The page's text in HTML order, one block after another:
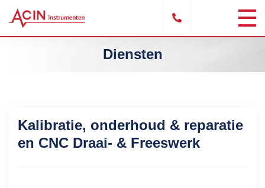
Diensten
Kalibratie, onderhoud & reparatie
en CNC Draai- & Freeswerk